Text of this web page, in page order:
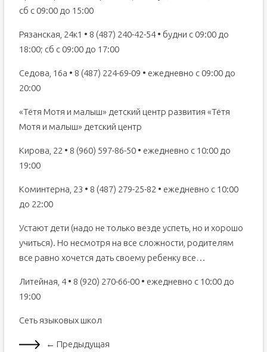
сб с 09:00 до 15:00
Рязанская, 24к1 • 8 (487) 240-42-54 • будни с 09:00 до
18:00; сб с 09:00 до 17:00
Седова, 16а • 8 (487) 224-69-09 • ежедневно с 09:00 до
20:00
«Тётя Мотя и малыш» детский центр развития «Тётя
Мотя и малыш» детский центр
Кирова, 22 • 8 (960) 597-86-50 • ежедневно с 10:00 до
19:00
Коминтерна, 23 • 8 (487) 279-25-82 • ежедневно с 10:00
до 22:00
Устают дети (надо не только везде успеть, но и хорошо
учиться). Но несмотря на все сложности, родителям
все равно хочется дать своему ребенку все…
Литейная, 4 • 8 (920) 270-66-00 • ежедневно с 10:00 до
19:00
Сеть языковых школ
← Предыдущая